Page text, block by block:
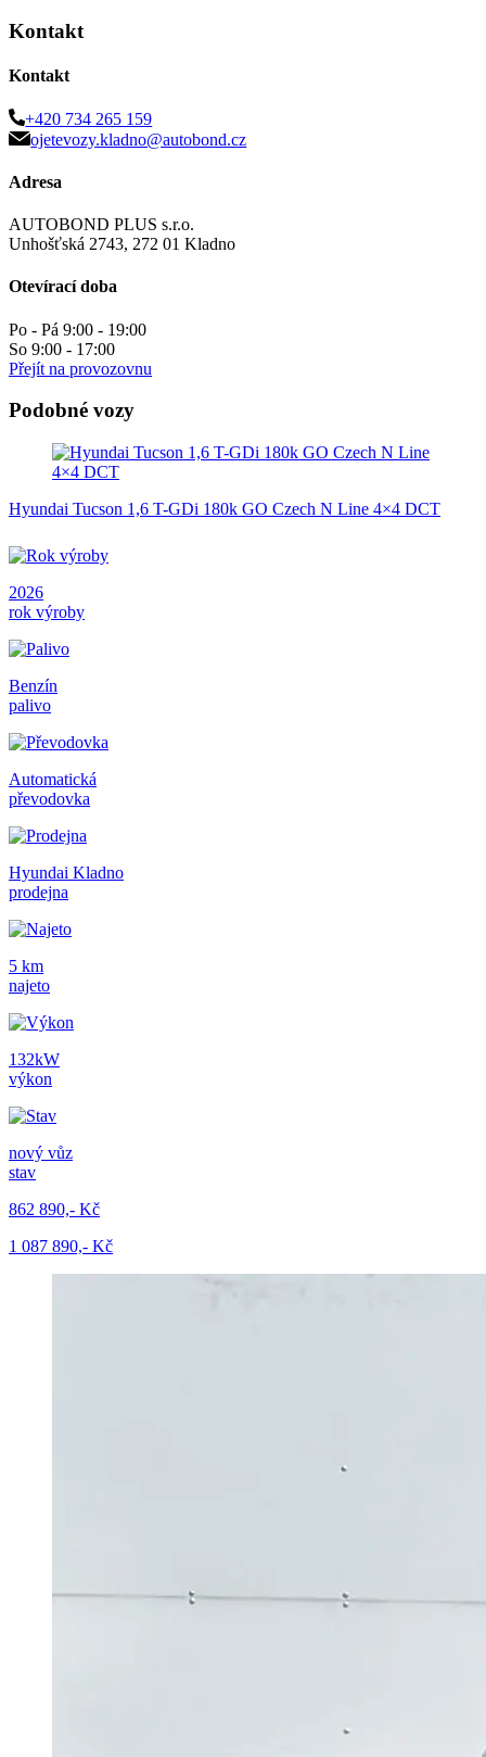
Kontakt
Kontakt
+420 734 265 159
ojetevozy.kladno@autobond.cz
Adresa
AUTOBOND PLUS s.r.o.
Unhošťská 2743, 272 01 Kladno
Otevírací doba
Po - Pá 9:00 - 19:00
So 9:00 - 17:00
Přejít na provozovnu
Podobné vozy
Hyundai Tucson 1,6 T-GDi 180k GO Czech N Line 4×4 DCT
2026
rok výroby
Benzín
palivo
Automatická
převodovka
Hyundai Kladno
prodejna
5 km
najeto
132kW
výkon
nový vůz
stav
862 890,- Kč
1 087 890,- Kč